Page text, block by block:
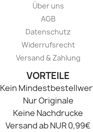
Über uns
AGB
Datenschutz
Widerrufsrecht
Versand & Zahlung
VORTEILE
Kein
Nur Originale
Keine Nachdrucke
Versand ab NUR 0,99€